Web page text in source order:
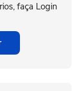
faça Login